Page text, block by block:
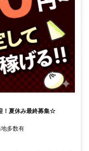
！夏休み最終募集☆
多数有